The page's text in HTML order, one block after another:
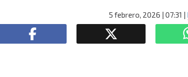
5 febrero, 2026 | 07:31 |